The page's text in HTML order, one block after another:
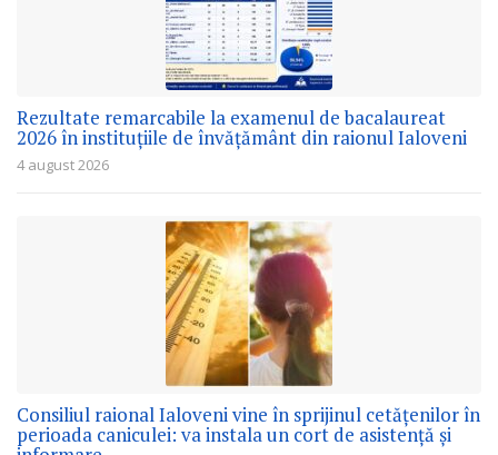
Rezultate remarcabile la examenul de bacalaureat
2026 în instituțiile de învățământ din raionul Ialoveni
4 august 2026
Consiliul raional Ialoveni vine în sprijinul cetățenilor în
perioada caniculei: va instala un cort de asistență și